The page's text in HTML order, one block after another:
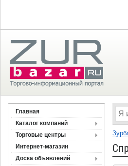
Главная
Каталог компаний
Торговые центры
Интернет-магазин
Доска объявлений